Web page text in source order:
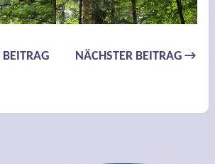
BEITRAG NÄCHSTER BEITRAG →